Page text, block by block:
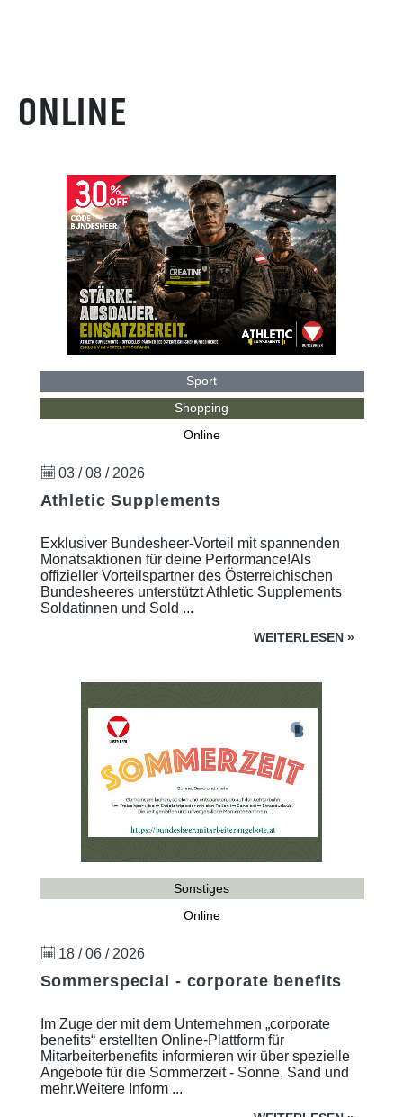
ONLINE
Sport
Shopping
Online
03 / 08 / 2026
Athletic Supplements
Exklusiver Bundesheer-Vorteil mit spannenden
Monatsaktionen für deine Performance!Als
offizieller Vorteilspartner des Österreichischen
Bundesheeres unterstützt Athletic Supplements
Soldatinnen und Sold ...
WEITERLESEN »
Sonstiges
Online
18 / 06 / 2026
Sommerspecial - corporate benefits
Im Zuge der mit dem Unternehmen „corporate
benefits“ erstellten Online-Plattform für
Mitarbeiterbenefits informieren wir über spezielle
Angebote für die Sommerzeit - Sonne, Sand und
mehr.Weitere Inform ...